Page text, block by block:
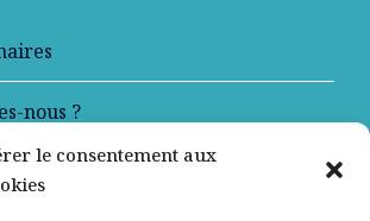
le consentement aux
nous ?